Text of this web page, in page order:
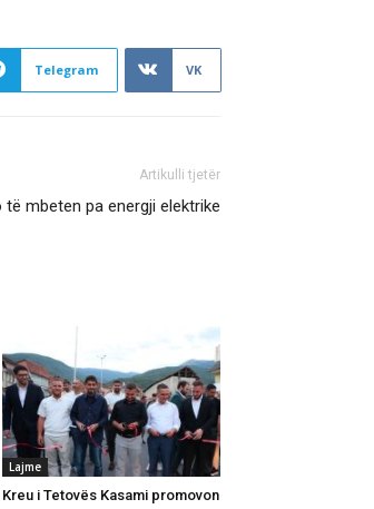
Telegram VK
Artikulli tjetër
mbeten pa energji elektrike
Lajme
Kreu i Tetovës Kasami promovon